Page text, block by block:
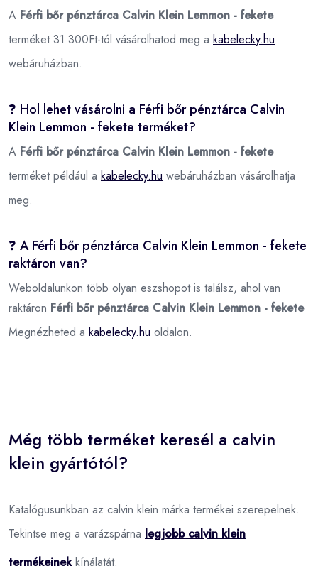
A Férfi bőr pénztárca Calvin Klein Lemmon - fekete
terméket 31 300Ft-tól vásárolhatod meg a kabelecky.hu
webáruházban.
❓ Hol lehet vásárolni a Férfi bőr pénztárca Calvin
Klein Lemmon - fekete terméket?
A Férfi bőr pénztárca Calvin Klein Lemmon - fekete
terméket például a kabelecky.hu webáruházban vásárolhatja
meg.
❓ A Férfi bőr pénztárca Calvin Klein Lemmon - fekete
raktáron van?
Weboldalunkon több olyan eszshopot is találsz, ahol van
raktáron Férfi bőr pénztárca Calvin Klein Lemmon - fekete
Megnézheted a kabelecky.hu oldalon.
Még több terméket keresél a calvin
klein gyártótól?
Katalógusunkban az calvin klein márka termékei szerepelnek.
Tekintse meg a varázspárna legjobb calvin klein
termékeinekkínálatát.